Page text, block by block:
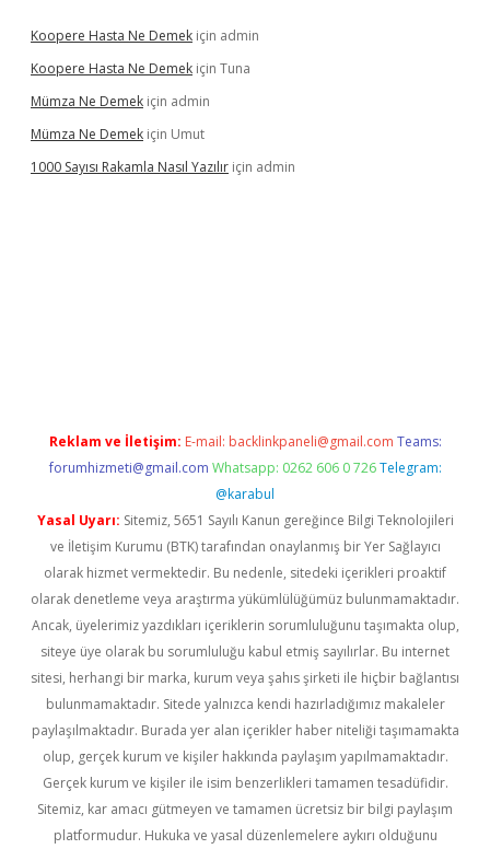
Koopere Hasta Ne Demek için admin
Koopere Hasta Ne Demek için Tuna
Mümza Ne Demek için admin
Mümza Ne Demek için Umut
1000 Sayısı Rakamla Nasıl Yazılır için admin
Reklam ve İletişim: E-mail: backlinkpaneli@gmail.com Teams:
forumhizmeti@gmail.com Whatsapp: 0262 606 0 726 Telegram:
@karabul
Yasal Uyarı: Sitemiz, 5651 Sayılı Kanun gereğince Bilgi Teknolojileri
ve İletişim Kurumu (BTK) tarafından onaylanmış bir Yer Sağlayıcı
olarak hizmet vermektedir. Bu nedenle, sitedeki içerikleri proaktif
olarak denetleme veya araştırma yükümlülüğümüz bulunmamaktadır.
Ancak, üyelerimiz yazdıkları içeriklerin sorumluluğunu taşımakta olup,
siteye üye olarak bu sorumluluğu kabul etmiş sayılırlar. Bu internet
sitesi, herhangi bir marka, kurum veya şahıs şirketi ile hiçbir bağlantısı
bulunmamaktadır. Sitede yalnızca kendi hazırladığımız makaleler
paylaşılmaktadır. Burada yer alan içerikler haber niteliği taşımamakta
olup, gerçek kurum ve kişiler hakkında paylaşım yapılmamaktadır.
Gerçek kurum ve kişiler ile isim benzerlikleri tamamen tesadüfidir.
Sitemiz, kar amacı gütmeyen ve tamamen ücretsiz bir bilgi paylaşım
platformudur. Hukuka ve yasal düzenlemelere aykırı olduğunu